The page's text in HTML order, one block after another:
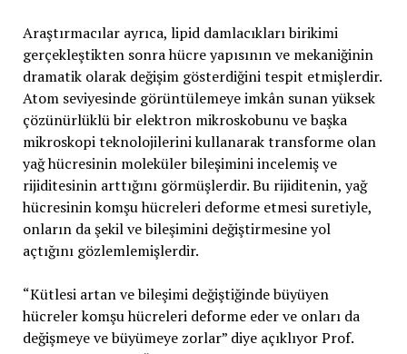
Araştırmacılar ayrıca, lipid damlacıkları birikimi
gerçekleştikten sonra hücre yapısının ve mekaniğinin
dramatik olarak değişim gösterdiğini tespit etmişlerdir.
Atom seviyesinde görüntülemeye imkân sunan yüksek
çözünürlüklü bir elektron mikroskobunu ve başka
mikroskopi teknolojilerini kullanarak transforme olan
yağ hücresinin moleküler bileşimini incelemiş ve
rijiditesinin arttığını görmüşlerdir. Bu rijiditenin, yağ
hücresinin komşu hücreleri deforme etmesi suretiyle,
onların da şekil ve bileşimini değiştirmesine yol
açtığını gözlemlemişlerdir.
“Kütlesi artan ve bileşimi değiştiğinde büyüyen
hücreler komşu hücreleri deforme eder ve onları da
değişmeye ve büyümeye zorlar” diye açıklıyor Prof.